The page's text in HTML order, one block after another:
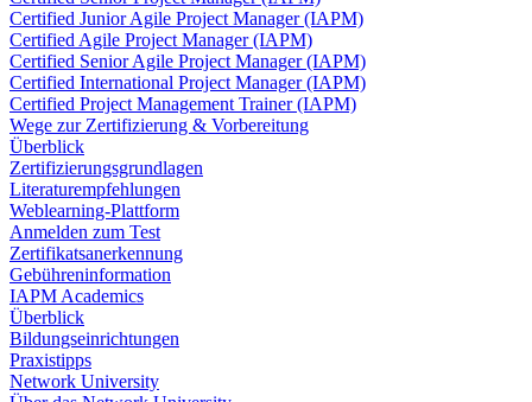
Certified Junior Agile Project Manager (IAPM)
Certified Agile Project Manager (IAPM)
Certified Senior Agile Project Manager (IAPM)
Certified International Project Manager (IAPM)
Certified Project Management Trainer (IAPM)
Wege zur Zertifizierung & Vorbereitung
Überblick
Zertifizierungsgrundlagen
Literaturempfehlungen
Weblearning-Plattform
Anmelden zum Test
Zertifikatsanerkennung
Gebühreninformation
IAPM Academics
Überblick
Bildungseinrichtungen
Praxistipps
Network University